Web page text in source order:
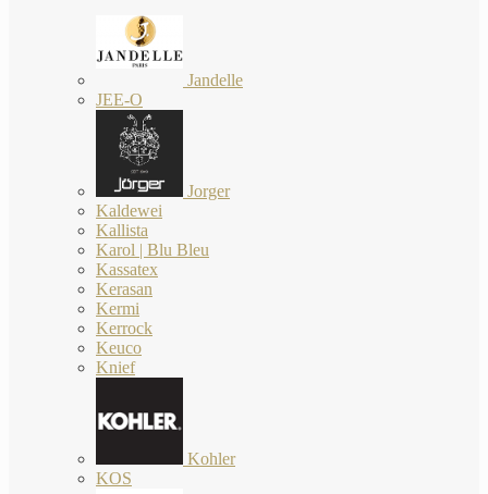
Jandelle
JEE-O
Jorger
Kaldewei
Kallista
Karol | Blu Bleu
Kassatex
Kerasan
Kermi
Kerrock
Keuco
Knief
Kohler
KOS